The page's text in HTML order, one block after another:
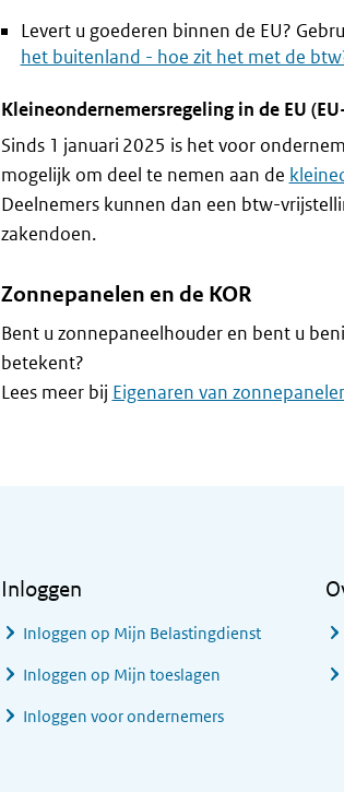
Levert u goederen binnen de EU?
het buitenland - hoe zit het met de
Kleineondernemersregeling in de EU
Sinds 1 januari 2025 is het voor
mogelijk om deel te nemen aan de
Deelnemers kunnen dan een btw-
zakendoen.
Zonnepanelen en de KOR
Bent u zonnepaneelhouder en bent u
betekent?
Lees meer bij Eigenaren van
Inloggen
Inloggen op Mijn Belastingdienst
Inloggen op Mijn toeslagen
Inloggen voor ondernemers